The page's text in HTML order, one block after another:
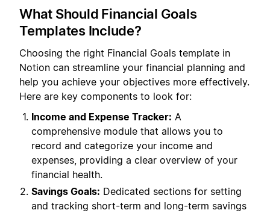
What Should Financial Goals
Templates Include?
Choosing the right Financial Goals template in
Notion can streamline your financial planning and
help you achieve your objectives more effectively.
Here are key components to look for:
Income and Expense Tracker: A
comprehensive module that allows you to
record and categorize your income and
expenses, providing a clear overview of your
financial health.
Savings Goals: Dedicated sections for setting
and tracking short-term and long-term savings